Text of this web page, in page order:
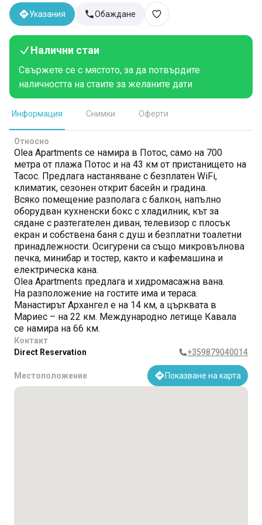
Указания Обаждане
Налични стаи
Свържете се с мястото, за да потвърдите
наличността на стаите за желаните дати
Информация Снимки Оферти
Относно
Olea Apartments се намира в Потос, само на 700
метра от плажа Потос и на 43 км от пристанището на
Тасос. Предлага настаняване с безплатен WiFi,
климатик, сезонен открит басейн и градина.
Всяко помещение разполага с балкон, напълно
оборудван кухненски бокс с хладилник, кът за
сядане с разтегателен диван, телевизор с плосък
екран и собствена баня с душ и безплатни тоалетни
принадлежности. Осигурени са също микровълнова
печка, минибар и тостер, както и кафемашина и
електрическа кана.
Olea Apartments предлага и хидромасажна вана.
На разположение на гостите има и тераса.
Манастирът Архангел е на 14 км, а църквата в
Мариес – на 22 км. Международно летище Кавала
се намира на 66 км.
Контакт
Direct Reservation
+359879040014
Местоположение Показване на карта